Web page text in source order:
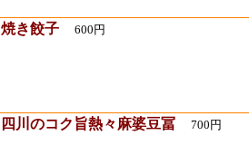
焼き餃子 600円
四川のコク旨熱々麻婆豆冨 700円